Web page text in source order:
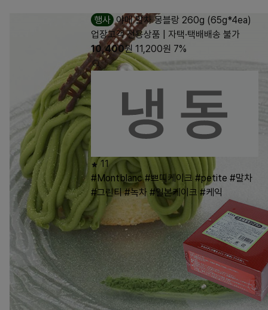
행사 야메 말차 몽블랑 260g (65g*4ea)
업장고객 전용상품 | 자택·택배배송 불가
10,400원 11,200원 7%
11
#Montblanc #쁘띠케이크 #petite #말차
#그린티 #녹차 #일본케이크 #케익